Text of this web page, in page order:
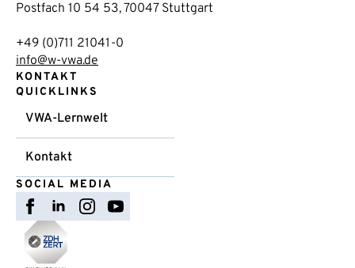
Postfach 10 54 53, 70047 Stuttgart
+49 (0)711 21041-0
info@w-vwa.de
KONTAKT
QUICKLINKS
VWA-Lernwelt
Kontakt
SOCIAL MEDIA